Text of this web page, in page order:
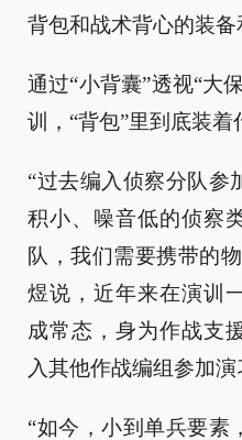
背包和战术背心的装备
通过“小背囊”透视“大
训，“背包”里到底装着
“过去编入侦察分队参
积小、噪音低的侦察
队，我们需要携带的
煜说，近年来在演训
成常态，身为作战支
入其他作战编组参加演
“如今，小到单兵要素